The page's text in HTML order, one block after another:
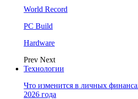
World Record
PC Build
Hardware
Prev Next
Технологии
Что изменится в личных
2026 года